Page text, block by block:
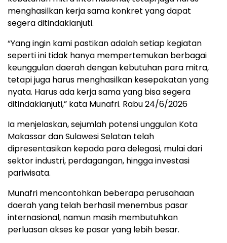
menghasilkan kerja sama konkret yang dapat
segera ditindaklanjuti.
“Yang ingin kami pastikan adalah setiap kegiatan
seperti ini tidak hanya mempertemukan berbagai
keunggulan daerah dengan kebutuhan para mitra,
tetapi juga harus menghasilkan kesepakatan yang
nyata. Harus ada kerja sama yang bisa segera
ditindaklanjuti,” kata Munafri. Rabu 24/6/2026
Ia menjelaskan, sejumlah potensi unggulan Kota
Makassar dan Sulawesi Selatan telah
dipresentasikan kepada para delegasi, mulai dari
sektor industri, perdagangan, hingga investasi
pariwisata.
Munafri mencontohkan beberapa perusahaan
daerah yang telah berhasil menembus pasar
internasional, namun masih membutuhkan
perluasan akses ke pasar yang lebih besar.